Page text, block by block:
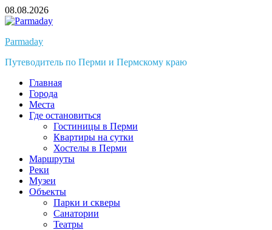
Перейти
к
08.08.2026
Parmaday
Путеводитель по Перми и Пермскому краю
Главная
Города
Места
Где остановиться
Гостиницы в Перми
Квартиры на сутки
Хостелы в Перми
Маршруты
Реки
Музеи
Объекты
Парки и скверы
Санатории
Театры